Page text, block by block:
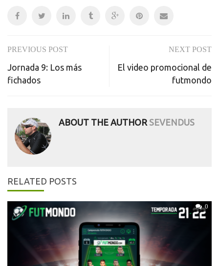
Post
navigation
PREVIOUS POST
Jornada 9: Los más
fichados
NEXT POST
El video promocional de
futmondo
ABOUT THE AUTHOR SEVENDUS
RELATED POSTS
0